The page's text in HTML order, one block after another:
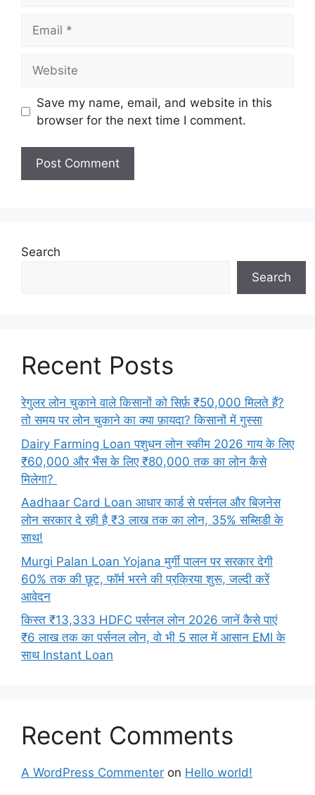
Save my name, email, and website in this
browser for the next time I comment.
Search
Search
Recent Posts
रेगुलर लोन चुकाने वाले किसानों को सिर्फ़ ₹50,000 मिलते हैं?
तो समय पर लोन चुकाने का क्या फ़ायदा? किसानों में गुस्सा
Dairy Farming Loan पशुधन लोन स्कीम 2026 गाय के लिए
₹60,000 और भैंस के लिए ₹80,000 तक का लोन कैसे
मिलेगा?
Aadhaar Card Loan आधार कार्ड से पर्सनल और बिज़नेस
लोन सरकार दे रही है ₹3 लाख तक का लोन, 35% सब्सिडी के
साथ!
Murgi Palan Loan Yojana मुर्गी पालन पर सरकार देगी
60% तक की छूट, फॉर्म भरने की प्रक्रिया शुरू, जल्दी करें
आवेदन
किस्त ₹13,333 HDFC पर्सनल लोन 2026 जानें कैसे पाएं
₹6 लाख तक का पर्सनल लोन, वो भी 5 साल में आसान EMI के
साथ Instant Loan
Recent Comments
A WordPress Commenter on Hello world!